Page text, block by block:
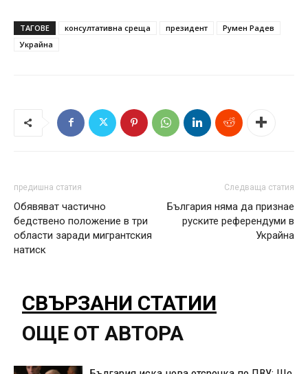
ТАГОВЕ консултативна среща президент
Румен Радев
Украйна
предишна статия
Обявяват частично
бедствено положение в три
области заради мигрантския
натиск
Следваща статия
България няма да признае
руските референдуми в
Украйна
СВЪРЗАНИ СТАТИИ
ОЩЕ ОТ АВТОРА